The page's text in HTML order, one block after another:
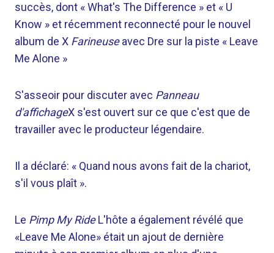
succès, dont « What's The Difference » et « U
Know » et récemment reconnecté pour le nouvel
album de X Farineuseavec Dre sur la piste « Leave
Me Alone »
S'asseoir pour discuter avec Panneau
d'affichageX s'est ouvert sur ce que c'est que de
travailler avec le producteur légendaire.
Il a déclaré: « Quand nous avons fait de la chariot,
s'il vous plaît ».
Le Pimp My RideL'hôte a également révélé que
«Leave Me Alone» était un ajout de dernière